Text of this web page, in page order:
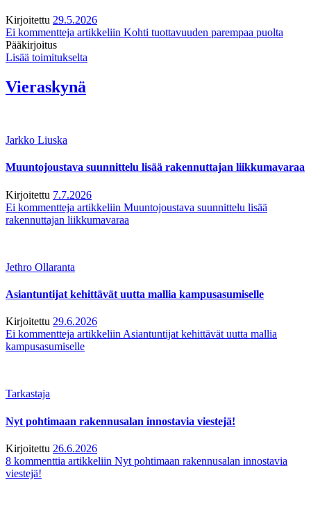
Kirjoitettu 29.5.2026
Ei kommentteja artikkeliin Kohti tuottavuuden parempaa puolta
Pääkirjoitus
Lisää toimitukselta
Vieraskynä
Jarkko Liuska
Muuntojoustava suunnittelu lisää rakennuttajan liikkumavaraa
Kirjoitettu 7.7.2026
Ei kommentteja artikkeliin Muuntojoustava suunnittelu lisää
rakennuttajan liikkumavaraa
Jethro Ollaranta
Asiantuntijat kehittävät uutta mallia kampusasumiselle
Kirjoitettu 29.6.2026
Ei kommentteja artikkeliin Asiantuntijat kehittävät uutta mallia
kampusasumiselle
Tarkastaja
Nyt pohtimaan rakennusalan innostavia viestejä!
Kirjoitettu 26.6.2026
8 kommenttia artikkeliin Nyt pohtimaan rakennusalan innostavia
viestejä!